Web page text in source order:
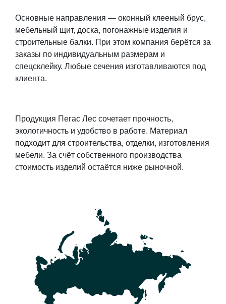
Основные направления — оконный клееный брус,
мебельный щит, доска, погонажные изделия и
строительные балки. При этом компания берётся за
заказы по индивидуальным размерам и
спецсклейку. Любые сечения изготавливаются под
клиента.
Продукция Пегас Лес сочетает прочность,
экологичность и удобство в работе. Материал
подходит для строительства, отделки, изготовления
мебели. За счёт собственного производства
стоимость изделий остаётся ниже рыночной.